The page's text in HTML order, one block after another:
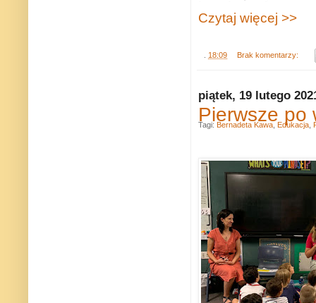
Czytaj więcej >>
18:09 Brak komentarzy:
piątek, 19 lutego
Pierwsze po
Tagi: Bernadeta Kawa Edukacja